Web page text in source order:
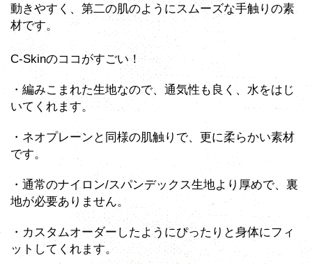
動きやすく、第二の肌のようにスムーズな手触りの素
材です。
C-Skinのココがすごい！
・編みこまれた生地なので、通気性も良く、水をはじ
いてくれます。
・ネオプレーンと同様の肌触りで、更に柔らかい素材
です。
・通常のナイロン/スパンデックス生地より厚めで、裏
地が必要ありません。
・カスタムオーダーしたようにぴったりと身体にフィ
ットしてくれます。